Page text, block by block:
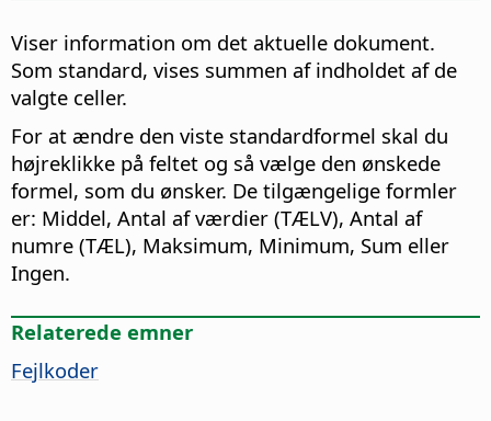
Viser information om det aktuelle dokument.
Som standard, vises summen af indholdet af de
valgte celler.
For at ændre den viste standardformel skal du
højreklikke på feltet og så vælge den ønskede
formel, som du ønsker. De tilgængelige formler
er: Middel, Antal af værdier (TÆLV), Antal af
numre (TÆL), Maksimum, Minimum, Sum eller
Ingen.
Relaterede emner
Fejlkoder